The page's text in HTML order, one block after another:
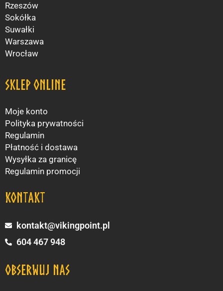
Rzeszów
Sokółka
Suwałki
Warszawa
Wrocław
Sklep online
Moje konto
Polityka prywatności
Regulamin
Płatność i dostawa
Wysyłka za granicę
Regulamin promocji
KONTAKT
kontakt@vikingpoint.pl
604 467 948
obserwuj nas